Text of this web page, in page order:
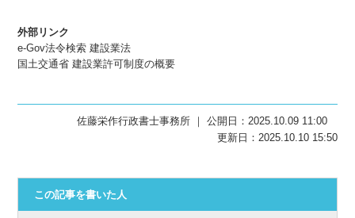
外部リンク
e-Gov法令検索 建設業法
国土交通省 建設業許可制度の概要
佐藤栄作行政書士事務所 ｜ 公開日：2025.10.09 11:00
更新日：2025.10.10 15:50
この記事を書いた人